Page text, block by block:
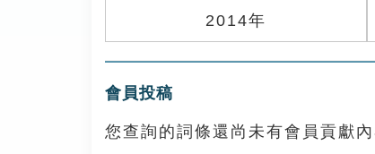
2014年
會員投稿
您查詢的詞條還尚未有會員貢獻